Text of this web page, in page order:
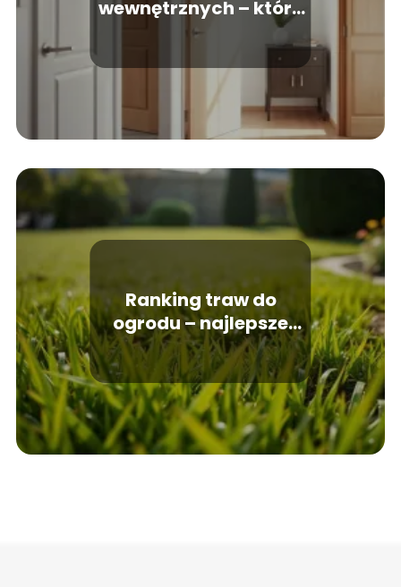
wewnętrznych – które
modele wybrać?
Ranking traw do
ogrodu – najlepsze
gatunki do nasadzeń